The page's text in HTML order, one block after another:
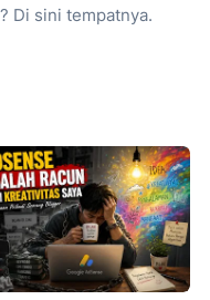
Di sini tempatnya.